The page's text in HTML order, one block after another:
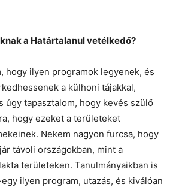
a Határtalanul vetélkedő?
hogy ilyen programok legyenek, és
a külhoni tájakkal,
úgy tapasztalom, hogy kevés szülő
hogy ezeket a területeket
Nekem nagyon furcsa, hogy
távoli országokban, mint a
területeken. Tanulmányaikban is
ilyen program, utazás, és kiválóan